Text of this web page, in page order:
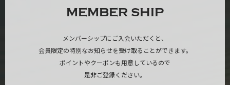
MEMBER SHIP
メンバーシップにご入会いただくと、
会員限定の特別なお知らせを受け取ることができます。
ポイントやクーポンも用意しているので
是非ご登録ください。